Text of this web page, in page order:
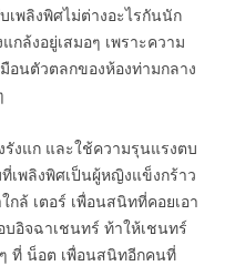
เพลิงพิศไม่ต่างอะไรกันนัก
ล้งอยู่เสมอๆ เพราะความ
อนตัวตลกของห้องท่ามกลาง
งแก และใช้ความรุนแรงตบ
เพลิงพิศเป็นผู้หญิงแข็งกร้าว
ล้ เตอร์ เพื่อนสนิทที่คอยเอา
อิจฉาเชนทร์ ท้าให้เชนทร์
ที่ น็อต เพื่อนสนิทอีกคนที่